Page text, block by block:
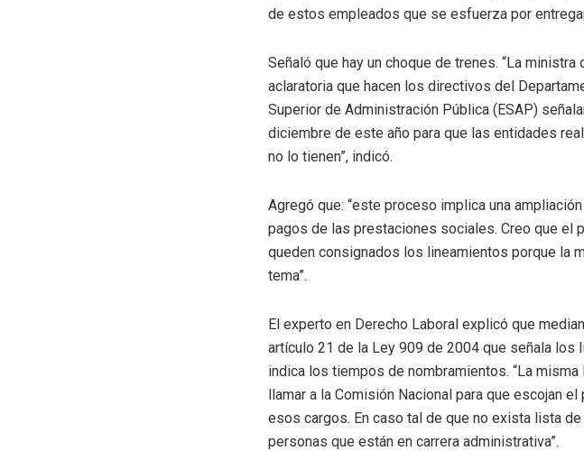
de estos empleados que se esfuerza por
Señaló que hay un choque de trenes. “La
aclaratoria que hacen los directivos del
Superior de Administración Pública (ESAP)
diciembre de este año para que las entidades
no lo tienen”, indicó.
Agregó que: “este proceso implica una
pagos de las prestaciones sociales. Creo que el
queden consignados los lineamientos porque la
tema”.
El experto en Derecho Laboral explicó que
artículo 21 de la Ley 909 de 2004 que señala
indica los tiempos de nombramientos. “La
llamar a la Comisión Nacional para que escojan
esos cargos. En caso tal de que no exista lista
personas que están en carrera administrativa”.